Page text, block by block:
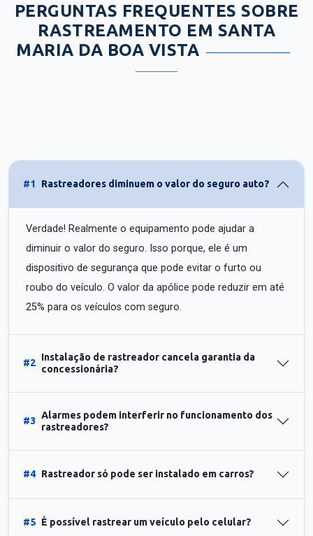
PERGUNTAS FREQUENTES SOBRE
RASTREAMENTO EM SANTA
MARIA DA BOA VISTA
#1 Rastreadores diminuem o valor do seguro auto?
Verdade! Realmente o equipamento pode ajudar a
diminuir o valor do seguro. Isso porque, ele é um
dispositivo de segurança que pode evitar o furto ou
roubo do veículo. O valor da apólice pode reduzir em até
25% para os veículos com seguro.
#2
Instalação de rastreador cancela garantia da
concessionária?
#3
Alarmes podem interferir no funcionamento dos
rastreadores?
#4 Rastreador só pode ser instalado em carros?
#5 É possível rastrear um veículo pelo celular?